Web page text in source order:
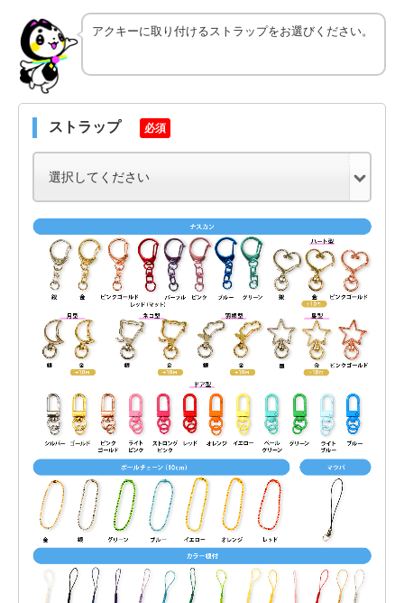
アクキーに取り付けるストラップをお選びください。
ストラップ 必須